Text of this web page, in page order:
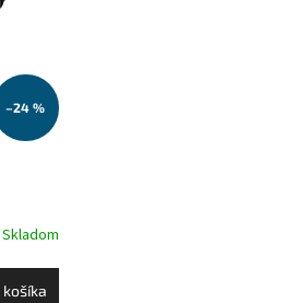
–24 %
Skladom
košíka